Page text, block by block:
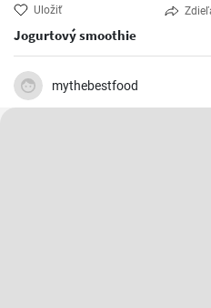
Uložiť
Jogurtový smoothie
mythebestfood